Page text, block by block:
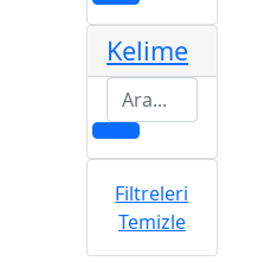
Kelime
Filtreleri
Temizle